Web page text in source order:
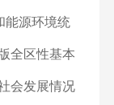
能源环境统
全区性基本
会发展情况